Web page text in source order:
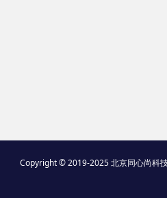
Copyright © 2019-2025 北京同心尚科